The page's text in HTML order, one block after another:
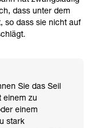
dass unter dem
so dass sie nicht auf
Sie das Seil
einem zu
einem
stark